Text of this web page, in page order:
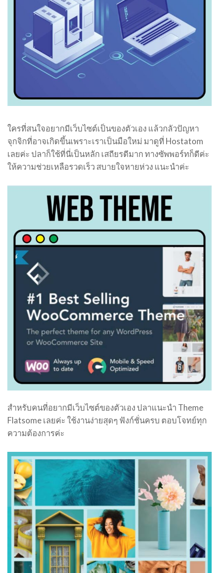
ใครที่สนใจอยากมีเว็บไซต์เป็นของตัวเอง แล้วกลัวปัญหา
จุกจิกที่อาจเกิดขึ้นเพราะเราเป็นมือใหม่ มาดูที่ Hostatom
เลยค่ะ ปลาก็ใช้ที่นี่เป็นหลัก เสถียรดีมาก ทางซัพพอร์ทก็ดีค่ะ
ให้ความช่วยเหลือรวดเร็ว สบายใจหายห่วง แนะนำค่ะ
สำหรับคนที่อยากมีเว็บไซต์ของตัวเอง ปลาแนะนำ Theme
Flatsome เลยค่ะ ใช้งานง่ายสุดๆ ฟังก์ชั่นครบ ตอบโจทย์ทุก
ความต้องการค่ะ